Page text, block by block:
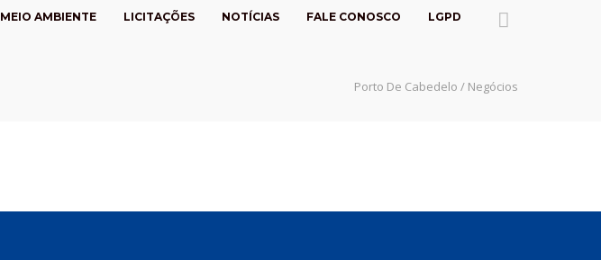
MEIO AMBIENTE LICITAÇÕES NOTÍCIAS FALE CONOSCO LGPD
Porto De Cabedelo / Negócios